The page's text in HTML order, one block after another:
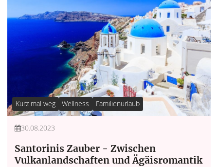
Kurz mal weg Wellness Familienurlaub
30.08.2023
Santorinis Zauber - Zwischen
Vulkanlandschaften und Ägäisromantik